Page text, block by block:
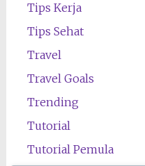
Tips Kerja
Tips Sehat
Travel
Travel Goals
Trending
Tutorial
Tutorial Pemula